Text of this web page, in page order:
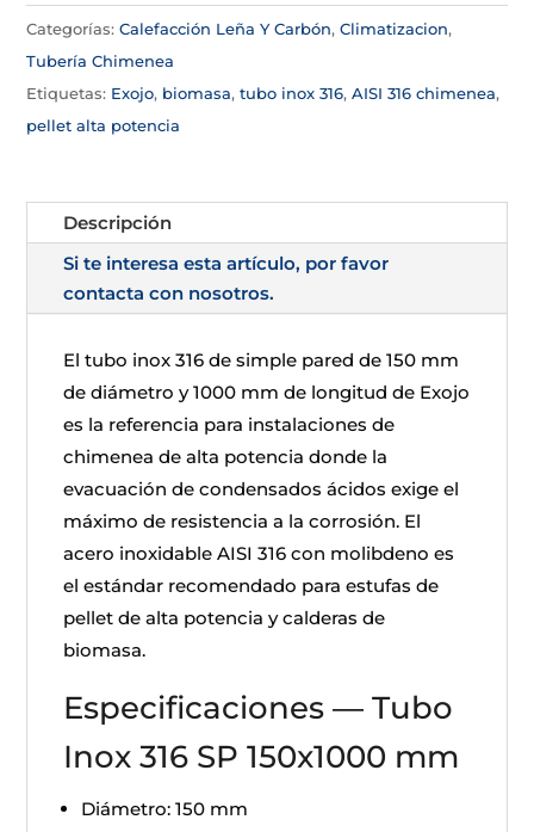
Categorías:Calefacción Leña Y Carbón,Climatizacion,
Tubería Chimenea
Etiquetas: Exojo, biomasa,tubo inox 316,AISI 316 chimenea,
pellet alta potencia
Descripción
Si te interesa esta artículo, por favor
contacta con nosotros.
El tubo inox 316 de simple pared de 150 mm
de diámetro y 1000 mm de longitud de Exojo
es la referencia para instalaciones de
chimenea de alta potencia donde la
evacuación de condensados ácidos exige el
máximo de resistencia a la corrosión. El
acero inoxidable AISI 316 con molibdeno es
el estándar recomendado para estufas de
pellet de alta potencia y calderas de
biomasa.
Especificaciones — Tubo
Inox 316 SP 150x1000 mm
Diámetro: 150 mm